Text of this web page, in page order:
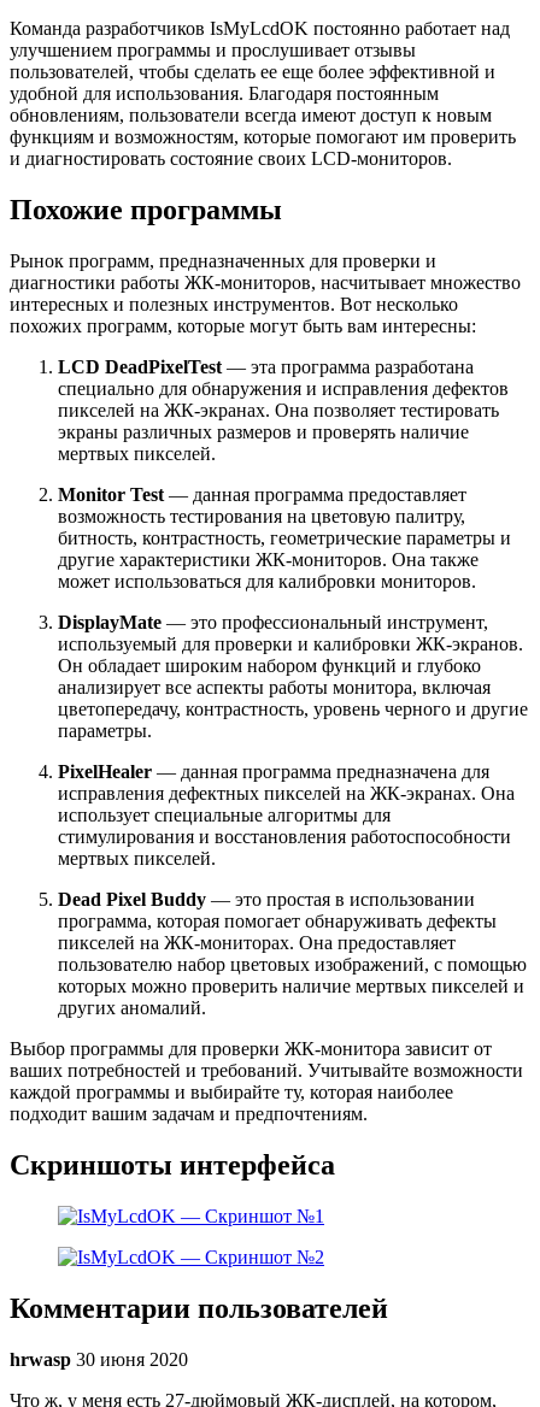
Команда разработчиков IsMyLcdOK постоянно работает над
улучшением программы и прослушивает отзывы
пользователей, чтобы сделать ее еще более эффективной и
удобной для использования. Благодаря постоянным
обновлениям, пользователи всегда имеют доступ к новым
функциям и возможностям, которые помогают им проверить
и диагностировать состояние своих LCD-мониторов.
Похожие программы
Рынок программ, предназначенных для проверки и
диагностики работы ЖК-мониторов, насчитывает множество
интересных и полезных инструментов. Вот несколько
похожих программ, которые могут быть вам интересны:
LCD DeadPixelTest — эта программа разработана
специально для обнаружения и исправления дефектов
пикселей на ЖК-экранах. Она позволяет тестировать
экраны различных размеров и проверять наличие
мертвых пикселей.
Monitor Test — данная программа предоставляет
возможность тестирования на цветовую палитру,
битность, контрастность, геометрические параметры и
другие характеристики ЖК-мониторов. Она также
может использоваться для калибровки мониторов.
DisplayMate — это профессиональный инструмент,
используемый для проверки и калибровки ЖК-экранов.
Он обладает широким набором функций и глубоко
анализирует все аспекты работы монитора, включая
цветопередачу, контрастность, уровень черного и другие
параметры.
PixelHealer — данная программа предназначена для
исправления дефектных пикселей на ЖК-экранах. Она
использует специальные алгоритмы для
стимулирования и восстановления работоспособности
мертвых пикселей.
Dead Pixel Buddy — это простая в использовании
программа, которая помогает обнаруживать дефекты
пикселей на ЖК-мониторах. Она предоставляет
пользователю набор цветовых изображений, с помощью
которых можно проверить наличие мертвых пикселей и
других аномалий.
Выбор программы для проверки ЖК-монитора зависит от
ваших потребностей и требований. Учитывайте возможности
каждой программы и выбирайте ту, которая наиболее
подходит вашим задачам и предпочтениям.
Скриншоты интерфейса
Комментарии пользователей
hrwasp 30 июня 2020
Что ж, у меня есть 27-дюймовый ЖК-дисплей, на котором,